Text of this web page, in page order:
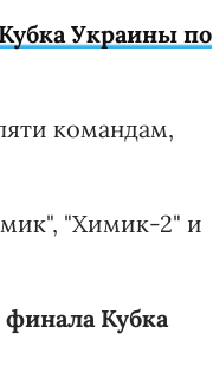
Кубка Украины по
командам,
"Химик-2" и
Кубка